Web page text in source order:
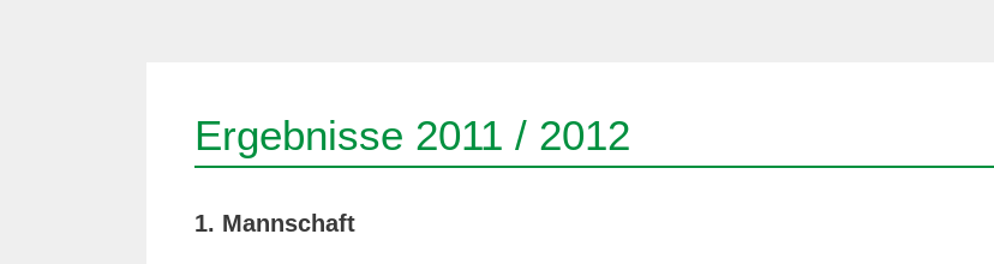
Ergebnisse 2011 / 2012
1. Mannschaft